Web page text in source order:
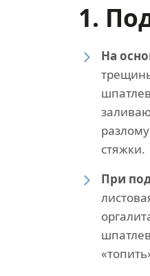
1.
На
стяжки.
При